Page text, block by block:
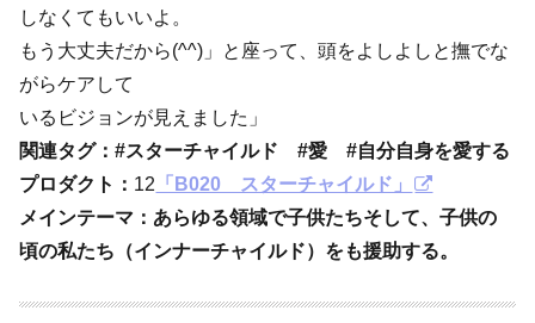
しなくてもいいよ。
もう大丈夫だから(^^)」と座って、頭をよしよしと撫でな
がらケアして
いるビジョンが見えました」
関連タグ：#スターチャイルド #愛 #自分自身を愛する
プロダクト： 12 「B020 スターチャイルド」
メインテーマ：あらゆる領域で子供たちそして、子供の
頃の私たち（インナーチャイルド）をも援助する。